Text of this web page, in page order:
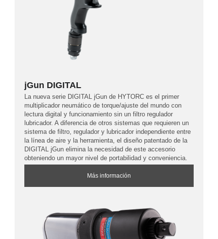
jGun DIGITAL
La nueva serie DIGITAL jGun de HYTORC es el primer
multiplicador neumático de torque/ajuste del mundo con
lectura digital y funcionamiento sin un filtro regulador
lubricador. A diferencia de otros sistemas que requieren un
sistema de filtro, regulador y lubricador independiente entre
la línea de aire y la herramienta, el diseño patentado de la
DIGITAL jGun elimina la necesidad de este accesorio
obteniendo un mayor nivel de portabilidad y conveniencia.
Más información